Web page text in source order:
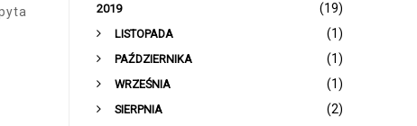
2019 (19)
LISTOPADA (1)
PAŹDZIERNIKA (1)
WRZEŚNIA (1)
SIERPNIA (2)